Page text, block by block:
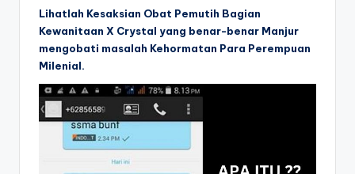
Lihatlah Kesaksian Obat Pemutih Bagian
Kewanitaan X Crystal yang benar-benar Manjur
mengobati masalah Kehormatan Para Perempuan
Milenial.